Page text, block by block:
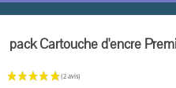
pack Cartouche d'encre